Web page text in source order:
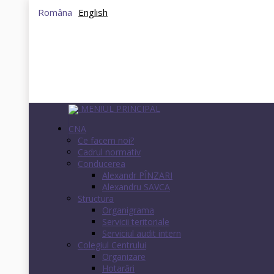
Româna English
MENIUL PRINCIPAL
CNA
Ce facem noi?
Cadrul normativ
Conducerea
Alexandr PÎNZARI
Alexandru SAVCA
Structura
Organigrama
Servicii teritoriale
Serviciul audit intern
Colegiul Centrului
Organizare
Hotarâri